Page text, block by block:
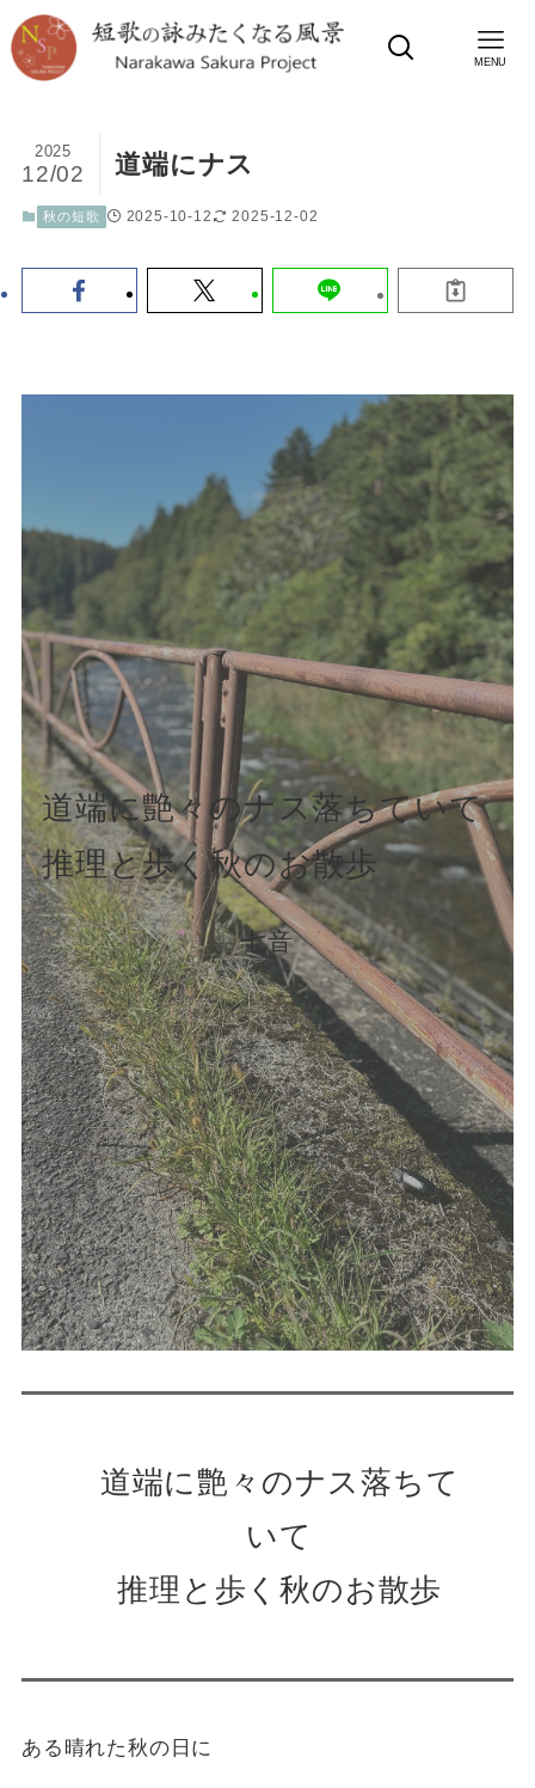
MENU
道端にナス
2025
12/02
秋の短歌 2025-10-12 2025-12-02
道端に艶々のナス落ちていて
推理と歩く秋のお散歩
七音
道端に艶々のナス落ちて
いて
推理と歩く秋のお散歩
ある晴れた秋の日に